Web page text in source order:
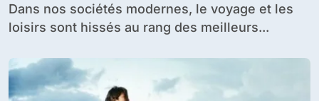
Dans nos sociétés modernes, le voyage et les
loisirs sont hissés au rang des meilleurs...